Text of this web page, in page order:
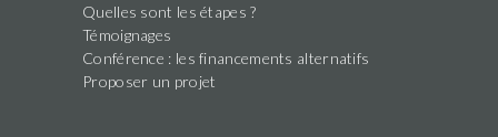
Quelles sont les étapes ?
Témoignages
Conférence : les financements alternatifs
Proposer un projet